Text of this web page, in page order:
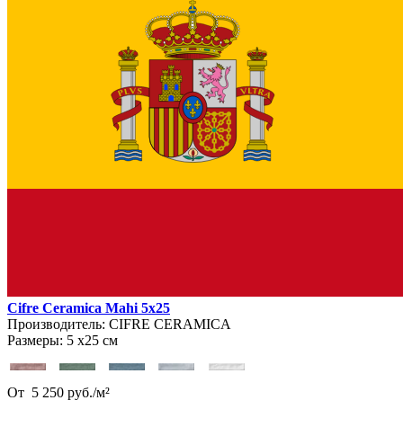
Cifre Ceramica Mahi 5x25
Производитель: CIFRE CERAMICA
Размеры: 5 х25 см
От 5 250 руб./м²